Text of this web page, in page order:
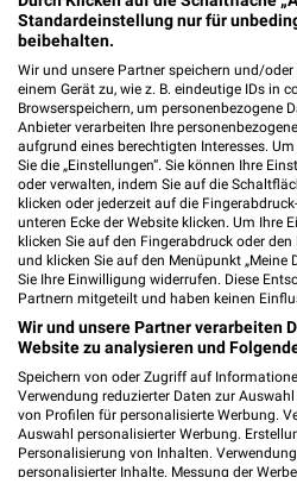
Im Neefepark 3
Heute 09:00 - 20:00
194,38 km
Ernsting's family Aue
Altmarkt 5
08280 Aue
Heute 09:00 - 13:00
220,41 km
Tchibo Partner Aue
Postplatz 2 A
08280 Aue
Standardeinstellung nur für
beibehalten.
Wir und unsere Partner speichern und/
einem Gerät zu, wie z. B. eindeutige IDs in
Browserspeichern, um personenbezogene
Anbieter verarbeiten Ihre
aufgrund eines berechtigten Interesses.
Sie die „Einstellungen“. Sie können Ihre
oder verwalten, indem Sie auf die
klicken oder jederzeit auf die
unteren Ecke der Website klicken. Um Ihre
klicken Sie auf den Fingerabdruck oder
und klicken Sie auf den Menüpunkt „Meine
Sie Ihre Einwilligung widerrufen. Diese
Partnern mitgeteilt und haben keinen
Wir und unsere Partner verarbeiten
Website zu analysieren und
Speichern von oder Zugriff auf
Verwendung reduzierter Daten zur
von Profilen für personalisierte Werbung.
Auswahl personalisierter Werbung.
Personalisierung von Inhalten.
personalisierter Inhalte. Messung der